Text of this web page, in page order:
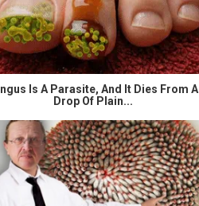
Is A Parasite, And It Dies From A
Drop Of Plain...